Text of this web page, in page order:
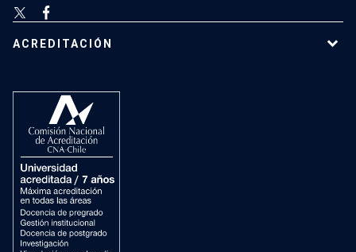
ACREDITACIÓN